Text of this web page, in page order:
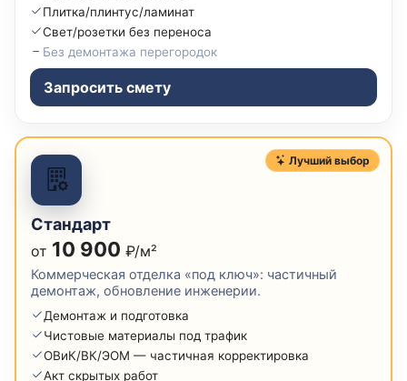
Плитка/плинтус/ламинат
Свет/розетки без переноса
Без демонтажа перегородок
Запросить смету
Лучший выбор
Стандарт
от 10 900 ₽/м²
Коммерческая отделка «под ключ»: частичный
демонтаж, обновление инженерии.
Демонтаж и подготовка
Чистовые материалы под трафик
ОВиК/ВК/ЭОМ — частичная корректировка
Акт скрытых работ